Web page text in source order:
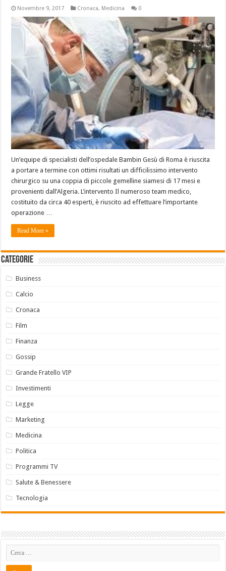
Novembre 9, 2017 Cronaca, Medicina 0
Un’equipe di specialisti dell’ospedale Bambin Gesù di Roma è riuscita
a portare a termine con ottimi risultati un difficilissimo intervento
chirurgico su una coppia di piccole gemelline siamesi di 17 mesi e
provenienti dall’Algeria. L’intervento Il numeroso team medico,
costituito da circa 40 esperti, è riuscito ad effettuare l’importante
operazione …
Read More »
Categorie
Business
Calcio
Cronaca
Film
Finanza
Gossip
Grande Fratello VIP
Investimenti
Legge
Marketing
Medicina
Politica
Programmi TV
Salute & Benessere
Tecnologia